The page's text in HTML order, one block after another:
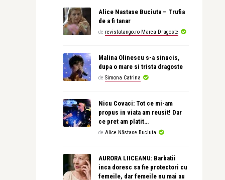
Alice Nastase Buciuta – Trufia
de a fi tanar
de revistatango.ro Marea Dragoste
Malina Olinescu s-a sinucis,
dupa o mare si trista dragoste
de Simona Catrina
Nicu Covaci: Tot ce mi-am
propus in viata am reusit! Dar
ce pret am platit…
de Alice Năstase Buciuta
AURORA LIICEANU: Barbatii
inca doresc sa fie protectori cu
femeile, dar femeile nu mai au